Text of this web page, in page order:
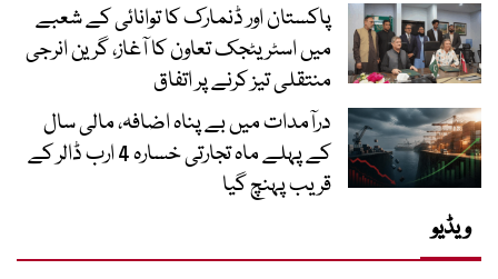
پاکستان اور ڈنمارک کا توانائی کے شعبے
میں اسٹریٹجک تعاون کا آغاز، گرین انرجی
منتقلی تیز کرنے پر اتفاق
درآمدات میں بے پناہ اضافہ، مالی سال
کے پہلے ماہ تجارتی خسارہ 4 ارب ڈالر کے
قریب پہنچ گیا
ویڈیو